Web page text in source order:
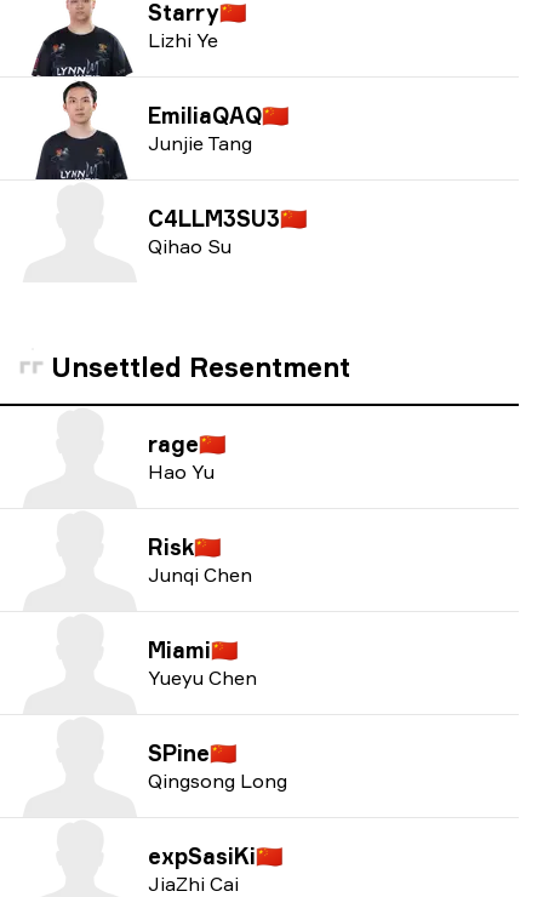
Starry🇨🇳
Lizhi Ye
EmiliaQAQ🇨🇳
Junjie Tang
C4LLM3SU3🇨🇳
Qihao Su
Unsettled Resentment
rage🇨🇳
Hao Yu
Risk🇨🇳
Junqi Chen
Miami🇨🇳
Yueyu Chen
SPine🇨🇳
Qingsong Long
expSasiKi🇨🇳
JiaZhi Cai